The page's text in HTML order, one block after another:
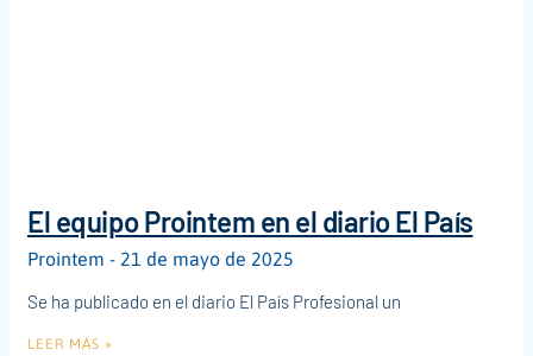
El equipo Prointem en el diario El País
Prointem
21 de mayo de 2025
Se ha publicado en el diario El País Profesional un
LEER MÁS »